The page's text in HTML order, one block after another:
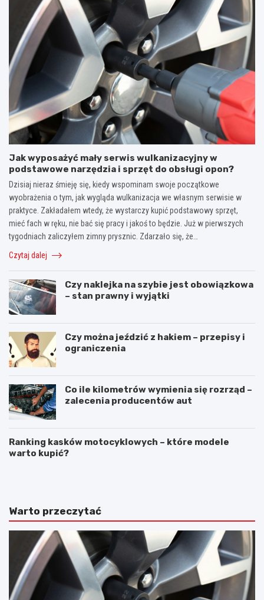
Jak wyposażyć mały serwis wulkanizacyjny w
podstawowe narzędzia i sprzęt do obsługi opon?
Dzisiaj nieraz śmieję się, kiedy wspominam swoje początkowe
wyobrażenia o tym, jak wygląda wulkanizacja we własnym serwisie w
praktyce. Zakładałem wtedy, że wystarczy kupić podstawowy sprzęt,
mieć fach w ręku, nie bać się pracy i jakoś to będzie. Już w pierwszych
tygodniach zaliczyłem zimny prysznic. Zdarzało się, że…
Czytaj dalej
Czy naklejka na szybie jest obowiązkowa
– stan prawny i wyjątki
Czy można jeździć z hakiem – przepisy i
ograniczenia
Co ile kilometrów wymienia się rozrząd –
zalecenia producentów aut
Ranking kasków motocyklowych – które modele
warto kupić?
A
a
s
a
o
5
z
y
o
y
Warto przeczytać